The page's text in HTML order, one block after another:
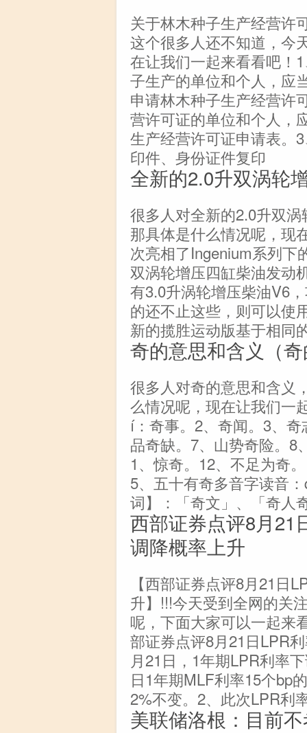
关于林木种子生产经营许
这个很多人还不知道，今
在让我们一起来看看吧！
子生产的单位和个人，应
申请林木种子生产经营许
营许可证的单位和个人，
生产经营许可证申请表。
印件、身份证件复印
全新的2.0升双涡轮
很多人对全新的2.0升双
那具体是什么情况呢，现
次亮相了Ingenium系列下
双涡轮增压四缸柴油发动
有3.0升涡轮增压柴油V6
的还不止这些，则可以使
新的揽胜运动版基于相同
奇的意思和含义（
很多人对奇的意思和含义
么情况呢，现在让我们一
í：奇事。2、奇闻。3、
品奇缺。7、山势奇险。8
1、惊奇。12、不足为奇
5、五十有奇多音字读音
词】：「奇文」、「奇人
西部证券点评8月21
调降概率上升
【西部证券点评8月21日
升】!!!今天受到全网的关
呢，下面大家可以一起来
部证券点评8月21日LPR
月21日，1年期LPR利率
日1年期MLF利率15个bp
2%不变。2、此次LPR利
美联储洛根：目前